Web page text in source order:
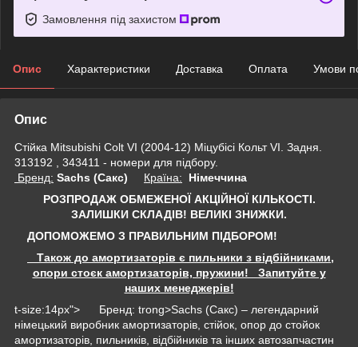
Замовлення під захистом
Опис Характеристики Доставка Оплата Умови
Опис
Стійка Mitsubishi Colt VI (2004-12) Міцубісі Кольт VI. Задня.
313192 , 343411 - номери для підбору.
Бренд: Sachs (Сакс) Країна: Німеччина
РОЗПРОДАЖ ОБМЕЖЕНОЇ АКЦІЙНОЇ КІЛЬКОСТІ.
ЗАЛИШКИ СКЛАДІВ! ВЕЛИКІ ЗНИЖКИ.
ДОПОМОЖЕМО З ПРАВИЛЬНИМ ПІДБОРОМ!
Також до амортизаторів є пильники з відбійниками,
опори стоєк амортизаторів, пружини! Запитуйте у
наших менеджерів!
t-size:14px"> Бренд: trong>Sachs (Сакс) – легендарний
німецький виробник амортизаторів, стійок, опор до стойок
амортизаторів, пильників, відбійників та інших автозапчастин